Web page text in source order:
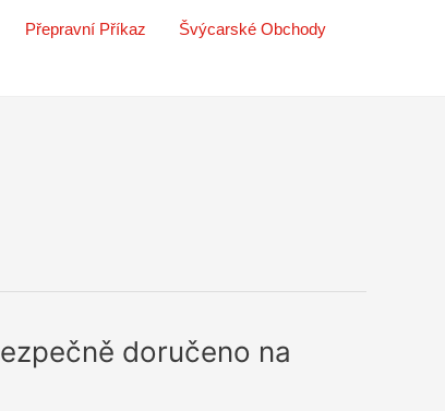
Přepravní Příkaz
Švýcarské Obchody
doručeno na